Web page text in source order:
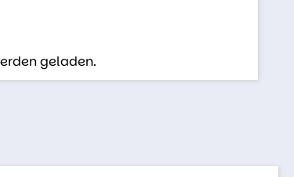
geladen.